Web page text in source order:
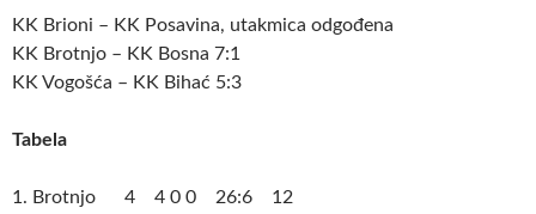
KK Brioni – KK Posavina, utakmica odgođena
KK Brotnjo – KK Bosna 7:1
KK Vogošća – KK Bihać 5:3
Tabela
1. Brotnjo 4 4 0 0 26:6 12